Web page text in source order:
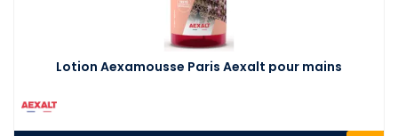
Lotion Aexamousse Paris Aexalt pour mains